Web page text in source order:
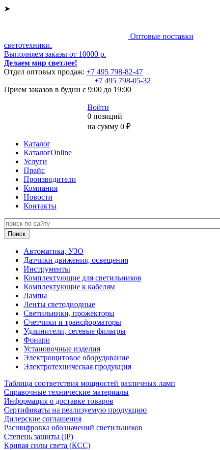
➤
Оптовые поставки
светотехники.
Выполняем заказы от 10000 р.
Делаем мир светлее!
Отдел оптовых продаж: +7 495 798-82-47
+7 495 798-05-32
Прием заказов в будни с 9:00 до 19:00
Войти
0 позиций
на сумму 0 ₽
Каталог
КаталогOnline
Услуги
Прайс
Производители
Компания
Новости
Контакты
Автоматика, УЗО
Датчики движения, освещения
Инструменты
Комплектующие для светильников
Комплектующие к кабелям
Лампы
Ленты светодиодные
Светильники, прожекторы
Счетчики и трансформаторы
Удлинители, сетевые фильтры
Фонари
Установочные изделия
Электрощитовое оборудование
Электротехническая продукция
Таблица соответствия мощностей различных ламп
Справочные технические материалы
Информация о доставке товаров
Сертификаты на реализуемую продукцию
Дилерские соглашения
Расшифровка обозначений светильников
Степень защиты (IP)
Кривая силы света (КСС)